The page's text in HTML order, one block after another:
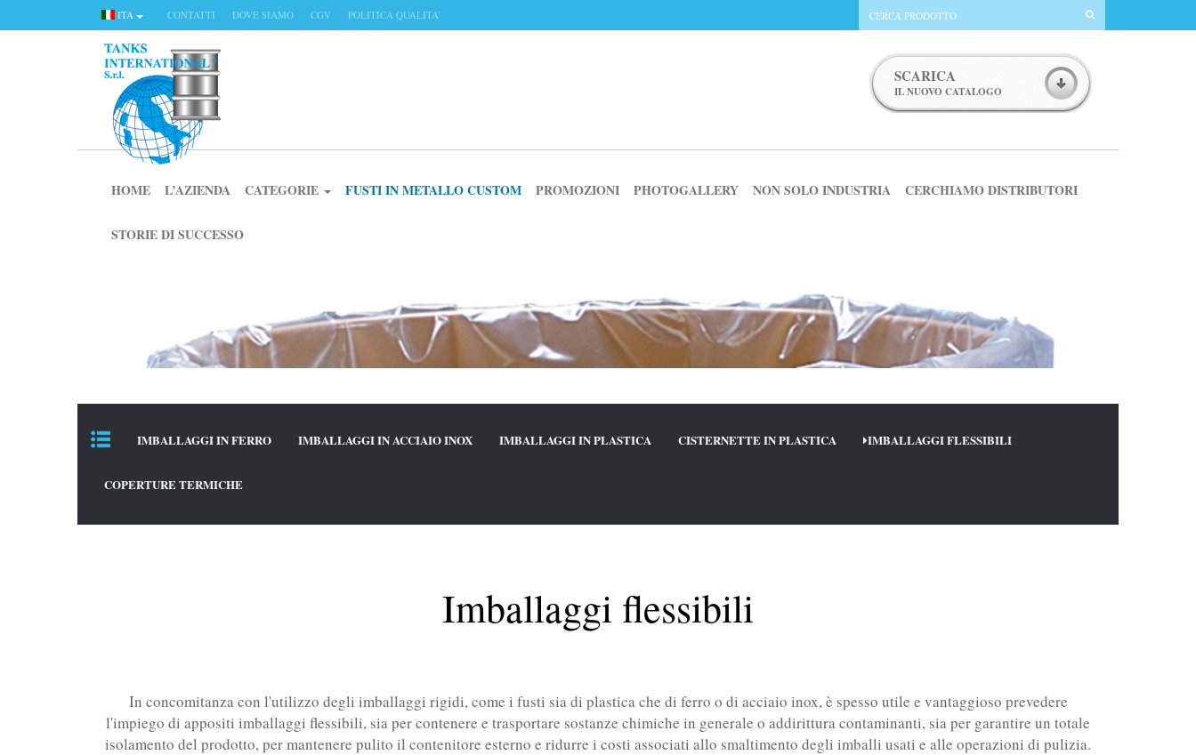
ITA CONTATTI DOVE SIAMO CGV POLITICA QUALITA’
SCARICA
IL NUOVO CATALOGO
HOME L’AZIENDA CATEGORIE FUSTI IN METALLO CUSTOM PROMOZIONI PHOTOGALLERY NON SOLO INDUSTRIA CERCHIAMO DISTRIBUTORI
STORIE DI SUCCESSO
IMBALLAGGI IN FERRO IMBALLAGGI IN ACCIAIO INOX IMBALLAGGI IN PLASTICA CISTERNETTE IN PLASTICA IMBALLAGGI FLESSIBILI
COPERTURE TERMICHE
Imballaggi flessibili
In concomitanza con l'utilizzo degli imballaggi rigidi, come i fusti sia di plastica che di ferro o di acciaio inox, è spesso utile e vantaggioso prevedere
l'impiego di appositi imballaggi flessibili, sia per contenere e trasportare sostanze chimiche in generale o addirittura contaminanti, sia per garantire un totale
isolamento del prodotto, per mantenere pulito il contenitore esterno e ridurre i costi associati allo smaltimento degli imballi usati e alle operazioni di pulizia.